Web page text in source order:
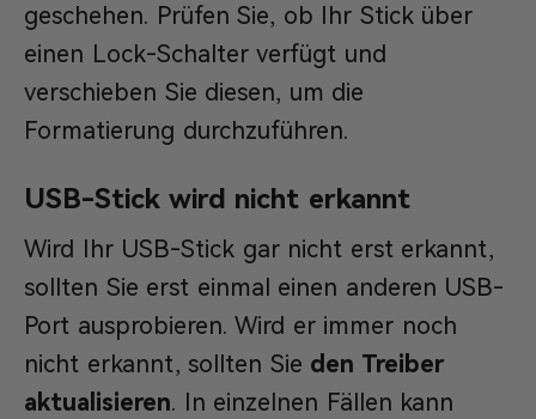
geschehen. Prüfen Sie, ob Ihr Stick über
einen Lock-Schalter verfügt und
verschieben Sie diesen, um die
Formatierung durchzuführen.
USB-Stick wird nicht erkannt
Wird Ihr USB-Stick gar nicht erst erkannt,
sollten Sie erst einmal einen anderen USB-
Port ausprobieren. Wird er immer noch
nicht erkannt, sollten Sie den Treiber
aktualisieren. In einzelnen Fällen kann